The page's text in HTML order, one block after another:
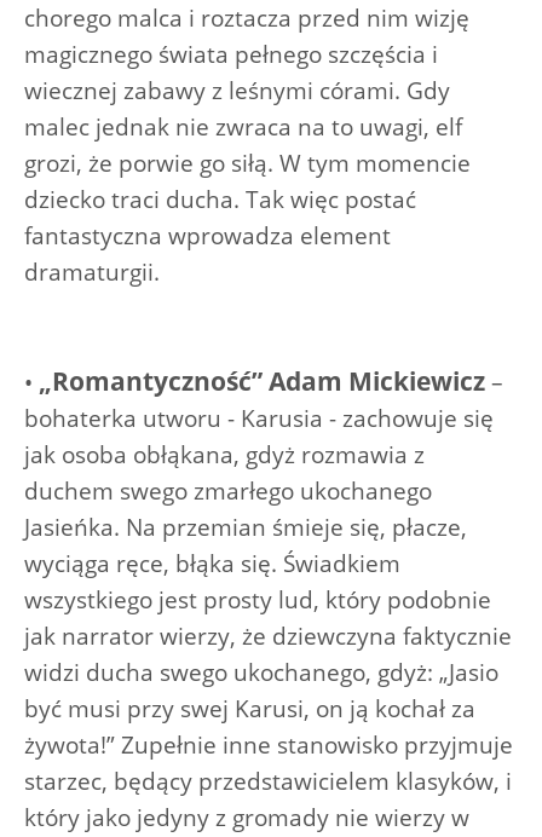
chorego malca i roztacza przed nim wizję
magicznego świata pełnego szczęścia i
wiecznej zabawy z leśnymi córami. Gdy
malec jednak nie zwraca na to uwagi, elf
grozi, że porwie go siłą. W tym momencie
dziecko traci ducha. Tak więc postać
fantastyczna wprowadza element
dramaturgii.
• „Romantyczność” Adam Mickiewicz–
bohaterka utworu - Karusia - zachowuje się
jak osoba obłąkana, gdyż rozmawia z
duchem swego zmarłego ukochanego
Jasieńka. Na przemian śmieje się, płacze,
wyciąga ręce, błąka się. Świadkiem
wszystkiego jest prosty lud, który podobnie
jak narrator wierzy, że dziewczyna faktycznie
widzi ducha swego ukochanego, gdyż: „Jasio
być musi przy swej Karusi, on ją kochał za
żywota!” Zupełnie inne stanowisko przyjmuje
starzec, będący przedstawicielem klasyków, i
który jako jedyny z gromady nie wierzy w